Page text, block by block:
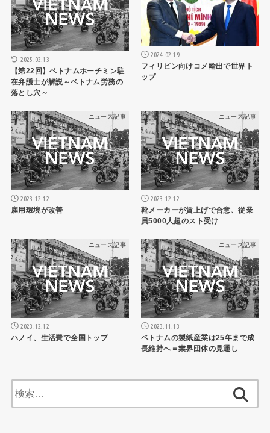
2025.02.13
【第22回】ベトナムホーチミン駐
在弁護士が解説～ベトナム労務の
落とし穴～
2024.02.19
フィリピン向けコメ輸出で世界ト
ップ
ニュース記事
2023.12.12
雇用環境が改善
ニュース記事
2023.12.12
靴メーカーが賃上げで合意、従業
員5000人超のスト受け
ニュース記事
2023.12.12
ハノイ、生活費で全国トップ
ニュース記事
2023.11.13
ベトナムの製紙産業は25年まで成
長維持へ＝業界団体の見通し
索: